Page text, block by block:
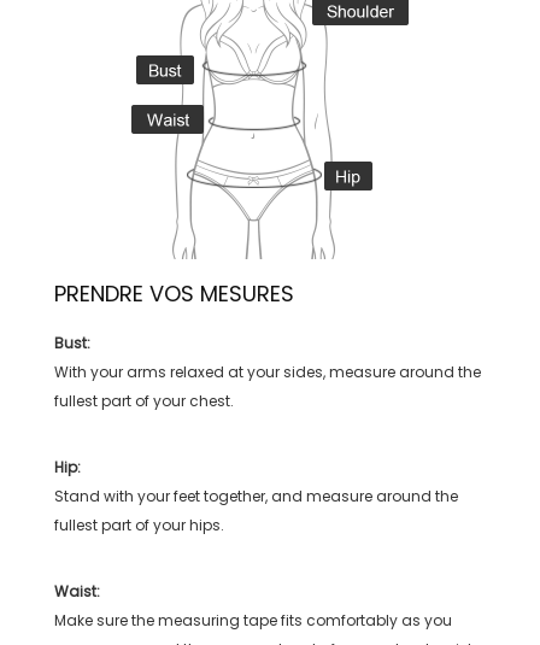
PRENDRE VOS MESURES
Bust:
With your arms relaxed at your sides, measure around the
fullest part of your chest.
Hip:
Stand with your feet together, and measure around the
fullest part of your hips.
Waist:
Make sure the measuring tape fits comfortably as you